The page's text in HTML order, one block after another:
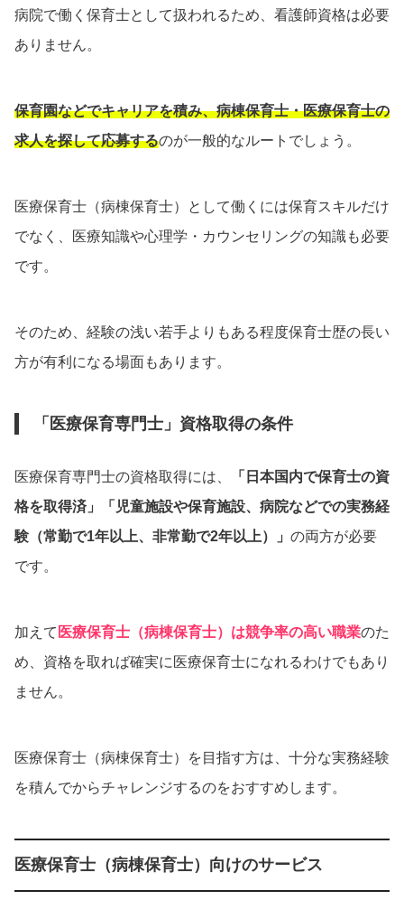
病院で働く保育士として扱われるため、看護師資格は必要
ありません。
保育園などでキャリアを積み、病棟保育士・医療保育士の
求人を探して応募するのが一般的なルートでしょう。
医療保育士（病棟保育士）として働くには保育スキルだけ
でなく、医療知識や心理学・カウンセリングの知識も必要
です。
そのため、経験の浅い若手よりもある程度保育士歴の長い
方が有利になる場面もあります。
「医療保育専門士」資格取得の条件
医療保育専門士の資格取得には、
「日本国内で保育士の資
格を取得済」「児童施設や保育施設、病院などでの実務経
験（常勤で1年以上、非常勤で2年以上）」 の両方が必要
です。
加えて 医療保育士（病棟保育士）は競争率の高い職業のた
め、資格を取れば確実に医療保育士になれるわけでもあり
ません。
医療保育士（病棟保育士）を目指す方は、十分な実務経験
を積んでからチャレンジするのをおすすめします。
医療保育士（病棟保育士）向けのサービス